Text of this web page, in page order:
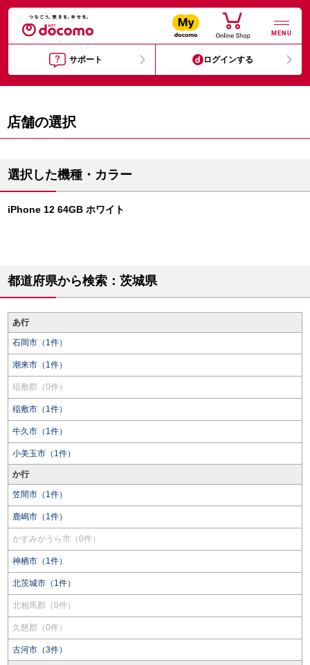
MENU
サポート ログインする
店舗の選択
選択した機種・カラー
iPhone 12 64GB ホワイト
都道府県から検索：茨城県
あ行
石岡市（1件）
潮来市（1件）
稲敷郡（0件）
稲敷市（1件）
牛久市（1件）
小美玉市（1件）
か行
笠間市（1件）
鹿嶋市（1件）
かすみがうら市（0件）
神栖市（1件）
北茨城市（1件）
北相馬郡（0件）
久慈郡（0件）
古河市（3件）